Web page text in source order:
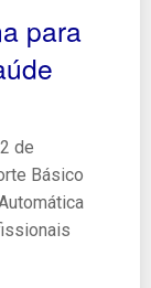
para
de
Básico